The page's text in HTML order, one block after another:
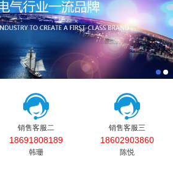
销售客服二
18691808189
韩珊
销售客服三
18602903860
陈悦